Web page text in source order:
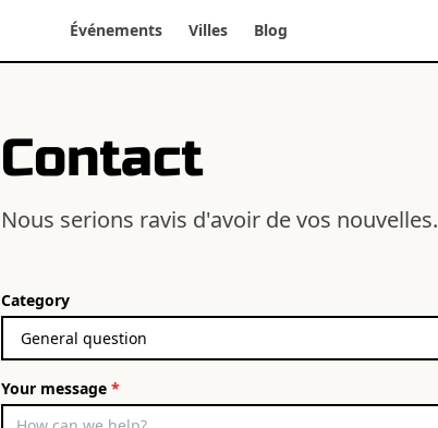
Événements Villes Blog
Contact
Nous serions ravis d'avoir de vos nouvelles.
Category
Your message *